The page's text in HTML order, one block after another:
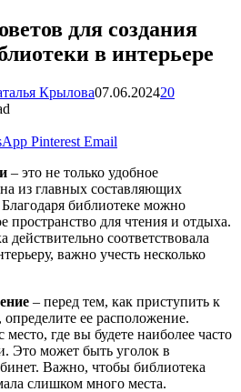
для создания
в интерьере
Крылова07.06.202420
Pinterest Email
– это не только удобное
из главных составляющих
библиотеке можно
пространство для чтения и отдыха.
соответствовала
важно учесть несколько
– перед тем, как приступить к
ее расположение.
где вы будете наиболее часто
Это может быть уголок в
Важно, чтобы библиотека
слишком много места.